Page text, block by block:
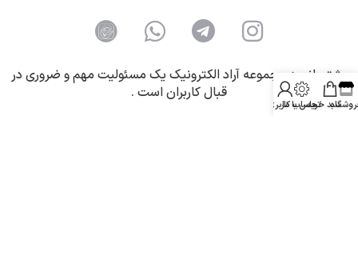
پشتیبانی درمجموعه آراد الکترونیک یک مسئولیت مهم و ضروری در
قبال کاربران است .
سبد خریدتماس با ما
حساب کاربری من